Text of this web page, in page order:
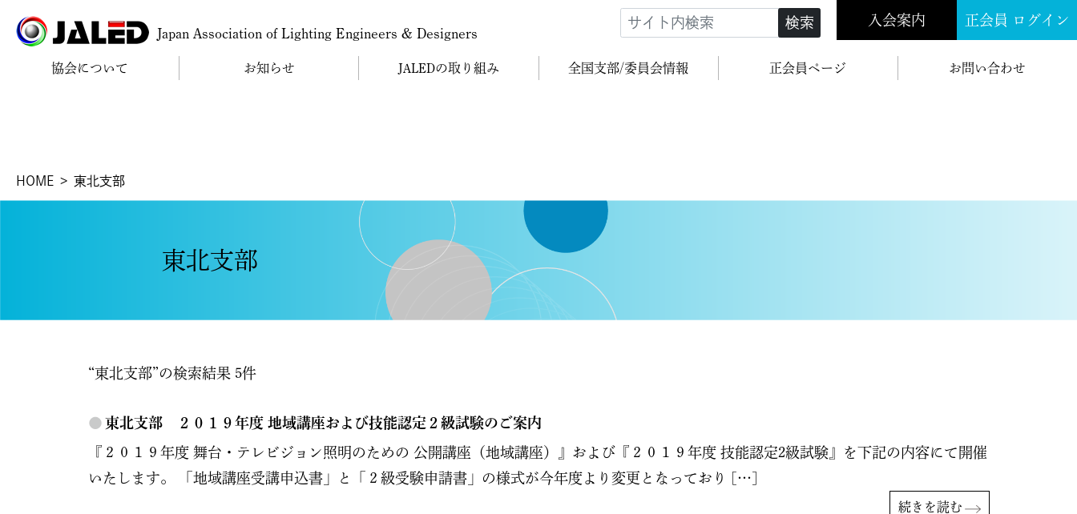
Japan Association of Lighting Engineers & Designers
検索 入会案内 正会員 ログイン
協会について お知らせ JALEDの取り組み 全国支部/委員会情報 正会員ページ お問い合わせ
HOME 東北支部
東北支部
“東北支部”の検索結果 5件
● 東北支部 ２０１９年度 地域講座および技能認定２級試験のご案内
『２０１９年度 舞台・テレビジョン照明のための 公開講座（地域講座）』および『２０１９年度 技能認定2級試験』を下記の内容にて開催
いたします。 「地域講座受講申込書」と「２級受験申請書」の様式が今年度より変更となっており […]
続きを読む